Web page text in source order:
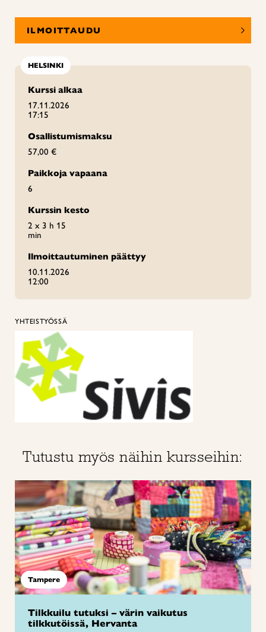
ILMOITTAUDU
HELSINKI
Kurssi alkaa
17.11.2026
17:15
Osallistumismaksu
57,00 €
Paikkoja vapaana
6
Kurssin kesto
2 x 3 h 15
min
Ilmoittautuminen päättyy
10.11.2026
12:00
YHTEISTYÖSSÄ
Tutustu myös näihin kursseihin:
Tampere
Tilkkuilu tutuksi – värin vaikutus
tilkkutöissä, Hervanta